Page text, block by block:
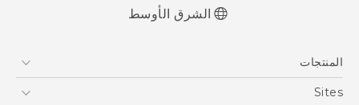
الشرق الأوسط
المنتجات
5G
Sites